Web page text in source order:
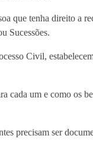
que tenha direito a
Sucessões.
Civil,
cada um e como os
precisam ser